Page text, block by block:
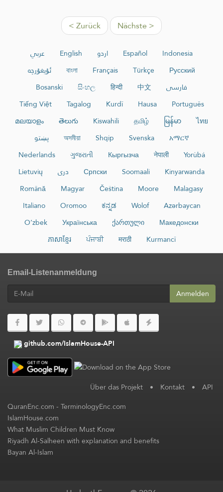
< Zurück Nächste >
عربي English اردو Español
Indonesia
ئۇيغۇرچە
বাংলা Français Türkçe
Русский
Bosanski
සිංහල हिन्दी 中文
فارسی
Tiếng Việt
Tagalog Kurdî Hausa
Português
മലയാളം
తెలుగు Kiswahili தமிழ் မြန်မာ
ไทย
پښتو
অসমীয়া Shqip Svenska
አማርኛ
Nederlands
ગુજરાતી Кыргызча नेपाली
Yorùbá
Lietuvių
دری Српски Soomaali
Kinyarwanda
Română
Magyar Čeština Moore
Malagasy
Italiano
Oromoo ಕನ್ನಡ Wolof
Azərbaycan
O‘zbek
Українська ქართული
Македонски
ភាសាខ្មែរ
ਪੰਜਾਬੀ मराठी Kurmancî
Email-Listenanmeldung
Anmelden
github.com/IslamHouse-API
Über das Projekt • Kontakt • API
QuranEnc.com-TerminologyEnc.com
IslamHouse.com
What Muslim Children Must Know
Riyadh Al-Salheen with explanation and benefits
Bayan Al-Islam